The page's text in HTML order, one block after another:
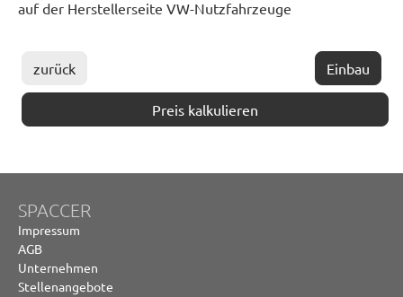
auf der Herstellerseite VW-Nutzfahrzeuge
zurück Einbau
Preis kalkulieren
SPACCER
Impressum
AGB
Unternehmen
Stellenangebote